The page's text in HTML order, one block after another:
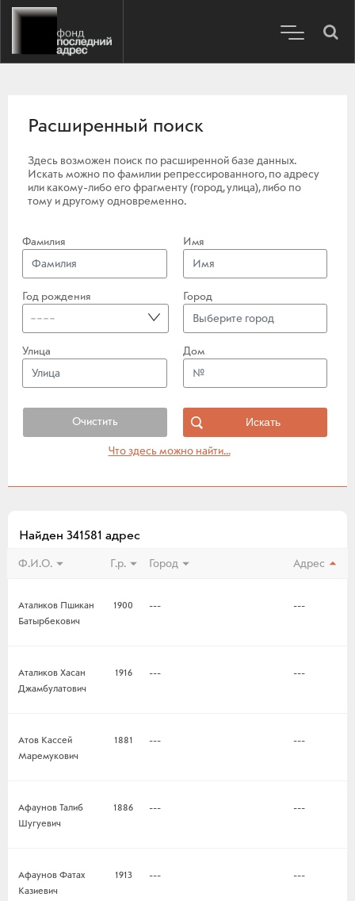
Расширенный поиск
Здесь возможен поиск по расширенной базе данных.
Искать можно по фамилии репрессированного, по адресу
или какому-либо его фрагменту (город, улица), либо по
тому и другому одновременно.
Фамилия Имя
Год рождения
----
Город
Улица Дом
Очистить
Что здесь можно найти...
Найден 341581 адрес
Ф.И.О. Г.р. Город Адрес
Аталиков Пшикан
Батырбекович
1900 --- ---
Аталиков Хасан
Джамбулатович
1916 --- ---
Атов Кассей
Маремукович
1881 --- ---
Афаунов Талиб
Шугуевич
1886 --- ---
Афаунов Фатах
Казиевич
1913 --- ---